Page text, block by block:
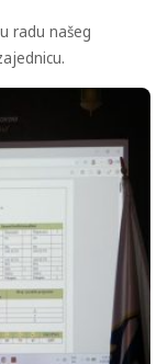
radu našeg